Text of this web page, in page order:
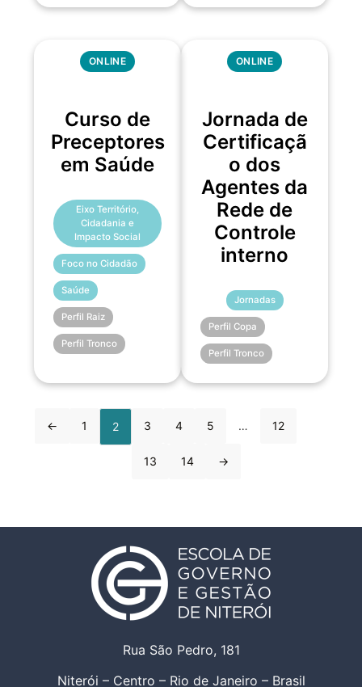
ONLINE
Curso de
Preceptores
em Saúde
Eixo Território,
Cidadania e
Impacto Social
Foco no Cidadão
Saúde
Perfil Raiz
Perfil Tronco
ONLINE
Jornada de
Certificaçã
o dos
Agentes da
Rede de
Controle
interno
Jornadas
Perfil Copa
Perfil Tronco
← 1 2 3 4 5 … 12
13 14 →
Rua São Pedro, 181
Niterói – Centro – Rio de Janeiro – Brasil